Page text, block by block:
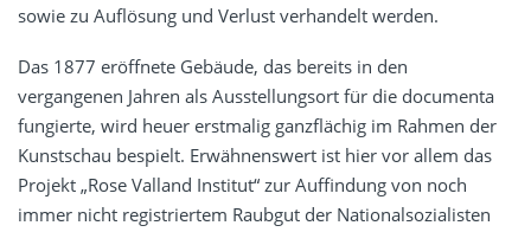
sowie zu Auflösung und Verlust verhandelt werden.
Das 1877 eröffnete Gebäude, das bereits in den
vergangenen Jahren als Ausstellungsort für die documenta
fungierte, wird heuer erstmalig ganzflächig im Rahmen der
Kunstschau bespielt. Erwähnenswert ist hier vor allem das
Projekt „Rose Valland Institut“ zur Auffindung von noch
immer nicht registriertem Raubgut der Nationalsozialisten